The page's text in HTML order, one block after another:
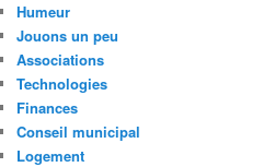
Humeur
Jouons un peu
Associations
Technologies
Finances
Conseil municipal
Logement